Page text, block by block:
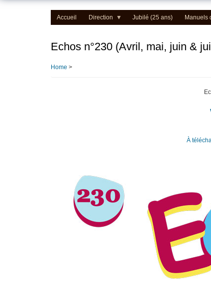
Accueil Direction Jubilé (25 ans) Manuels
Echos n°230 (Avril, mai, juin &
Home >
À